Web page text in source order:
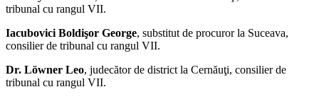
tribunal cu rangul VII.
Iacubovici Boldişor George, substitut de procuror la Suceava,
consilier de tribunal cu rangul VII.
Dr. Löwner Leo, judecător de district la Cernăuţi, consilier de
tribunal cu rangul VII.